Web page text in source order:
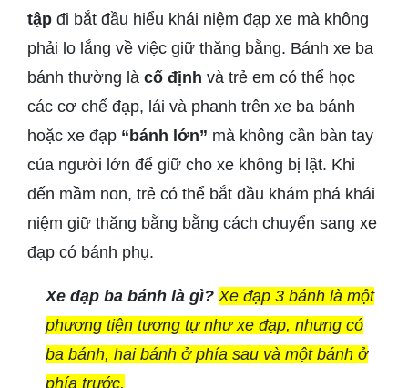
tập đi bắt đầu hiểu khái niệm đạp xe mà không
phải lo lắng về việc giữ thăng bằng. Bánh xe ba
bánh thường là cố định và trẻ em có thể học
các cơ chế đạp, lái và phanh trên xe ba bánh
hoặc xe đạp “bánh lớn” mà không cần bàn tay
của người lớn để giữ cho xe không bị lật. Khi
đến mầm non, trẻ có thể bắt đầu khám phá khái
niệm giữ thăng bằng bằng cách chuyển sang xe
đạp có bánh phụ.
Xe đạp ba bánh là gì? Xe đạp 3 bánh là một
phương tiện tương tự như xe đạp, nhưng có
ba bánh, hai bánh ở phía sau và một bánh ở
phía trước.